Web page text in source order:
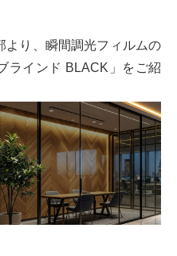
より、瞬間調光フィルムの
ラインド BLACK」をご紹